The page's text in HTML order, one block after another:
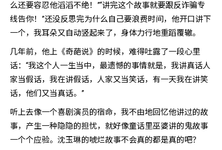
么还要容忍他滔滔不绝！”“讲完这个故事就要跟反诈骗专
线告你！”还没反思完为什么自己要浪费时间，他开口讲下
一个，我耳朵又自动竖起来了，身体力行地重蹈覆辙。
几年前，他上《奇葩说》的时候，难得吐露了一段心里
话：“我这个人一生当中，最遗憾的事情就是，我讲真话人
家当假话，我在讲假话，人家又当笑话，有一天我在讲笑
话，他们又当真话。”
听上去像一个喜剧演员的宿命，我不由地回忆他讲过的故
事，产生一种隐隐的担忧，就好像童话里巫婆讲的鬼故事
一个个应验。沈玉琳的唬烂故事不会真的都是真的吧？